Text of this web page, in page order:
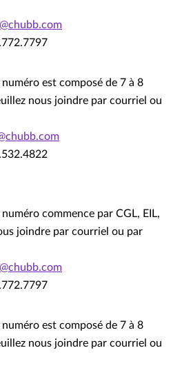
est composé de 7 à 8
nous joindre par courriel ou
commence par CGL, EIL,
joindre par courriel ou par
est composé de 7 à 8
nous joindre par courriel ou